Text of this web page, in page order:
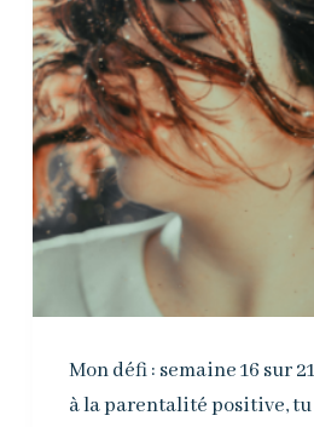
Mon défi : semaine 16 sur
à la parentalité positive,